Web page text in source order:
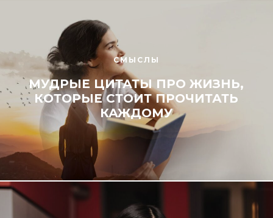
СМЫСЛЫ
МУДРЫЕ ЦИТАТЫ ПРО ЖИЗНЬ,
КОТОРЫЕ СТОИТ ПРОЧИТАТЬ
КАЖДОМУ